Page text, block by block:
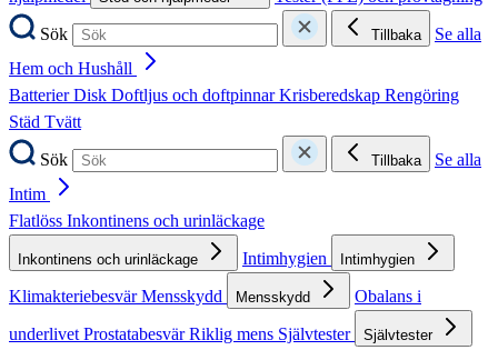
Sök
Tillbaka
Se alla
Hem och Hushåll
BatterierDisk Doftljus och doftpinnarKrisberedskap Rengöring
Städ Tvätt
Sök
Tillbaka
Se alla
Intim
Flatlöss Inkontinens och urinläckage
Inkontinens och urinläckage Intimhygien Intimhygien
KlimakteriebesvärMensskydd Mensskydd
Obalans i
underlivetProstatabesvärRiklig mens Självtester Självtester